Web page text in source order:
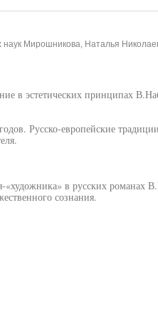
наук Мирошникова, Наталья
в эстетических принципах
Русско-европейские
в русских романах
сознания.